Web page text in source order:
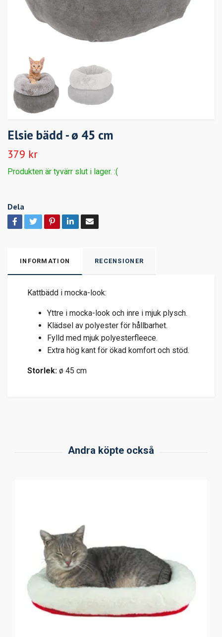
Elsie bädd - ø 45 cm
379 kr
Produkten är tyvärr slut i lager. :(
Dela
INFORMATION RECENSIONER
Kattbädd i mocka-look:
Yttre i mocka-look och inre i mjuk plysch.
Klädsel av polyester för hållbarhet.
Fylld med mjuk polyesterfleece.
Extra hög kant för ökad komfort och stöd.
Storlek: ø 45 cm